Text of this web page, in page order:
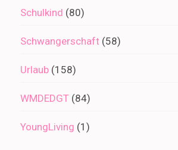
Schulkind (80)
Schwangerschaft (58)
Urlaub (158)
WMDEDGT (84)
YoungLiving (1)